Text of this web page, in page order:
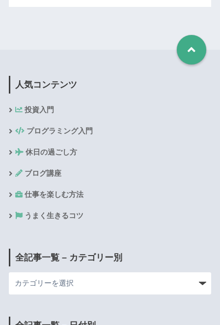
人気コンテンツ
投資入門
プログラミング入門
休日の過ごし方
ブログ講座
仕事を楽しむ方法
うまく生きるコツ
全記事一覧 – カテゴリー別